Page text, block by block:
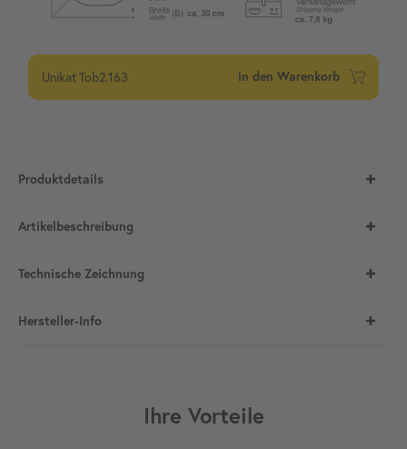
UnikatTob2.163 in den Warenkorb
Produktdetails
Artikelbeschreibung
Technische Zeichnung
Hersteller-Info
Ihre Vorteile